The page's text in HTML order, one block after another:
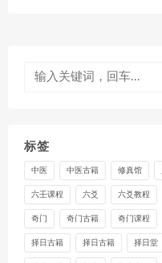
标签
中医 中医古籍 修真馆
六壬课程 六爻 六爻教程
奇门 奇门古籍 奇门课程
择日古籍 择日古籍 择日堂